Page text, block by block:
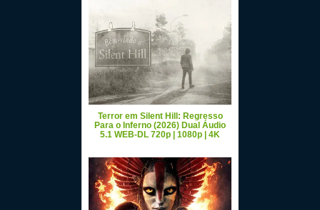
Terror em Silent Hill: Regresso
Para o Inferno (2026) Dual Áudio
5.1 WEB-DL 720p | 1080p | 4K